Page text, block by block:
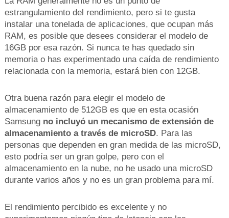
estrangulamiento del rendimiento, pero si te gusta
instalar una tonelada de aplicaciones, que ocupan más
RAM, es posible que desees considerar el modelo de
16GB por esa razón. Si nunca te has quedado sin
memoria o has experimentado una caída de rendimiento
relacionada con la memoria, estará bien con 12GB.
Otra buena razón para elegir el modelo de
almacenamiento de 512GB es que en esta ocasión
Samsung no incluyó un mecanismo de extensión de
almacenamiento a través de microSD. Para las
personas que dependen en gran medida de las microSD,
esto podría ser un gran golpe, pero con el
almacenamiento en la nube, no he usado una microSD
durante varios años y no es un gran problema para mí.
El rendimiento percibido es excelente y no